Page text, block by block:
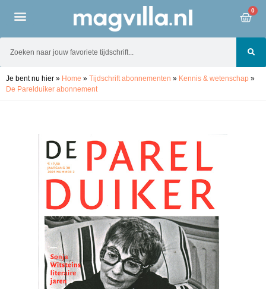
0
Je bent nu hier » Home » Tijdschrift abonnementen » Kennis & wetenschap »
De Parelduiker abonnement